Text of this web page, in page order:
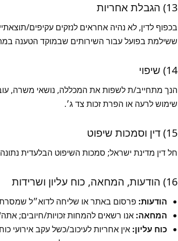
13) הגבלת אחריות
בכפוף לדין, לא נהיה אחראים לנזקים עקיפים/
ששילמת בפועל עבור השירותים שבמוקד הטענה במהלך 12 החודשים שקדמו
14) שיפוי
הנך מתחייב/ת לשפות את המכללה, נושאי משרה,
שימוש לרעה או הפרת זכות צד ג׳.
15) דין וסמכות שיפוט
חל דין מדינת ישראל; סמכות השיפוט הבלעדית
16) הודעות, המחאה, כוח עליון ושרידות
הודעות: פרסום באתר או שליחה לדוא״ל שמסרת
המחאה: אנו רשאים להמחות זכויות/חיובים;
כוח עליון: אין אחריות לעיכוב/כשל עקב אירועי כוח